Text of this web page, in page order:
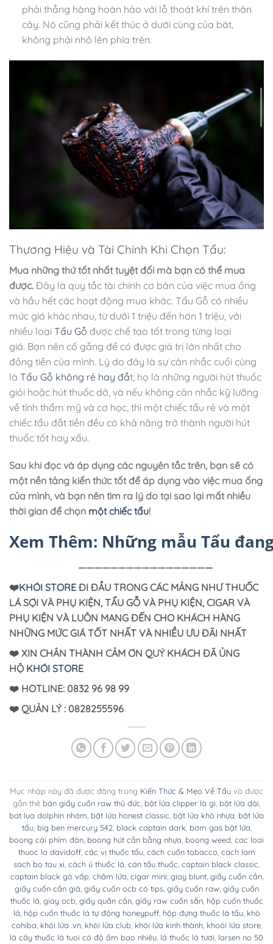
phải thẳng hàng hoàn hảo với lỗ thoát khí trên thân
cây. Nó cũng phải kết thúc ở dưới cùng của bát,
không phải nhô lên phía trên.
Thương Hiệu và Tài Chính Khi Chọn Tẩu:
Mua những thứ tốt nhất tuyệt đối mà bạn có thể mua
được. Đây là quy tắc tài chính cơ bản của việc mua ống
và hầu hết các hoạt động mua khác. Tẩu Gỗ có nhiều
mức giá khác nhau, từ dưới 1 triệu đến hơn 1 triệu, với
nhiều loại Tẩu Gỗ được chế tạo tốt trong từng loại
giá. Bạn nên cố gắng để có được giá trị lớn nhất cho
đồng tiền của mình. Lý do đây là sự cân nhắc cuối cùng
là Tẩu Gỗ không rẻ hay đắt; họ là những người hút thuốc
giỏi hoặc hút thuốc dở, và nếu không cân nhắc kỹ lưỡng
về tính thẩm mỹ và cơ học, thì một chiếc tẩu rẻ và một
chiếc tẩu đắt tiền đều có khả năng trở thành người hút
thuốc tốt hay xấu.
Sau khi đọc và áp dụng các nguyên tắc trên, bạn sẽ có
một nền tảng kiến thức tốt để áp dụng vào việc mua ống
của mình, và bạn nên tìm ra lý do tại sao lại mất nhiều
thời gian để chọn một chiếc tẩu!
Xem Thêm: Những mẫu Tẩu
—————————————————
❤️KHÓI STORE ĐI ĐẦU TRONG CÁC MẢNG NHƯ THUỐC
LÁ SỢI VÀ PHỤ KIỆN, TẨU GỖ VÀ PHỤ KIỆN, CIGAR VÀ
PHỤ KIỆN VÀ LUÔN MANG ĐẾN CHO KHÁCH HÀNG
NHỮNG MỨC GIÁ TỐT NHẤT VÀ NHIỀU ƯU ĐÃI NHẤT
❤️ XIN CHÂN THÀNH CẢM ƠN QUÝ KHÁCH ĐÃ ỦNG
HỘ KHÓI STORE
❤️ HOTLINE: 0832 96 98 99
❤️ QUẢN LÝ : 0828255596
Mục nhập này đã được đăng trong Kiến Thức & Mẹo Về Tẩu và được
gắn thẻ bán giấy cuốn raw thủ đức, bật lửa clipper là gì, bật lửa dài,
bat lua dolphin nhám, bật lửa honest classic, bật lửa khò nhựa, bật lửa
tẩu, big ben mercury 542, black captain dark, bơm gas bật lửa,
boong cái phím đàn, boong hút cần bằng nhựa, boong weed, cac loai
thuoc la davidoff, các vị thuốc tẩu, cách cuốn tobacco, cach lam
sach bo tau xi, cách ủ thuốc lá, cán tẩu thuốc, captain black classic,
captain black gò vấp, châm lửa, cigar mini, giay blunt, giấy cuốn cần,
giấy cuốn cần giá, giấy cuốn ocb có tips, giấy cuốn raw, giấy cuốn
thuốc lá, giay ocb, giấy quấn cần, giấy raw cuốn sẵn, hộp cuốn thuốc
lá, hộp cuốn thuốc lá tự động honeypuff, hộp đựng thuốc lá tẩu, khò
cohiba, khói lửa .vn, khói lửa club, khói lửa kinh thành, khoói lửa store,
lá cây thuốc lá tuoi có độ ẩm bao nhiêu, lá thuốc lá tươi, larsen no 50